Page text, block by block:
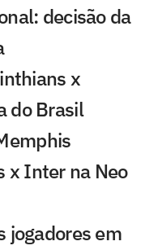
decisão da
x
do Brasil
x Inter na Neo
jogadores em